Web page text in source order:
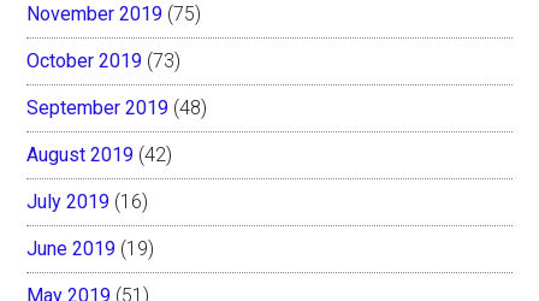
November 2019 (75)
October 2019 (73)
September 2019 (48)
August 2019 (42)
July 2019 (16)
June 2019 (19)
May 2019 (51)